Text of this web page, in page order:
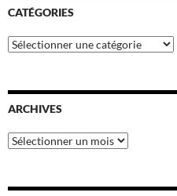
CATÉGORIES
Catégories
ARCHIVES
Archives